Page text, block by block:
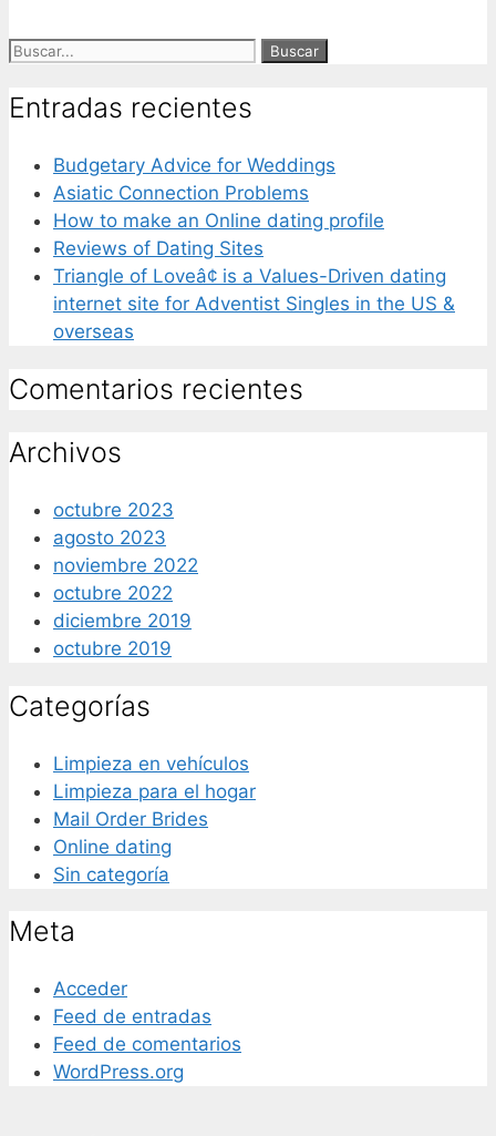
Entradas recientes
Budgetary Advice for Weddings
Asiatic Connection Problems
How to make an Online dating profile
Reviews of Dating Sites
Triangle of Loveâ¢ is a Values-Driven dating
internet site for Adventist Singles in the US &
overseas
Comentarios recientes
Archivos
octubre 2023
agosto 2023
noviembre 2022
octubre 2022
diciembre 2019
octubre 2019
Categorías
Limpieza en vehículos
Limpieza para el hogar
Mail Order Brides
Online dating
Sin categoría
Meta
Acceder
Feed de entradas
Feed de comentarios
WordPress.org